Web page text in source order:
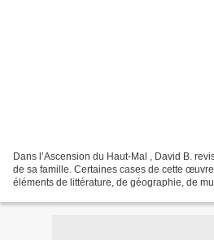
Dans l’Ascension du Haut-Mal , David B.
de sa famille. Certaines cases de cette
éléments de littérature, de géographie, de